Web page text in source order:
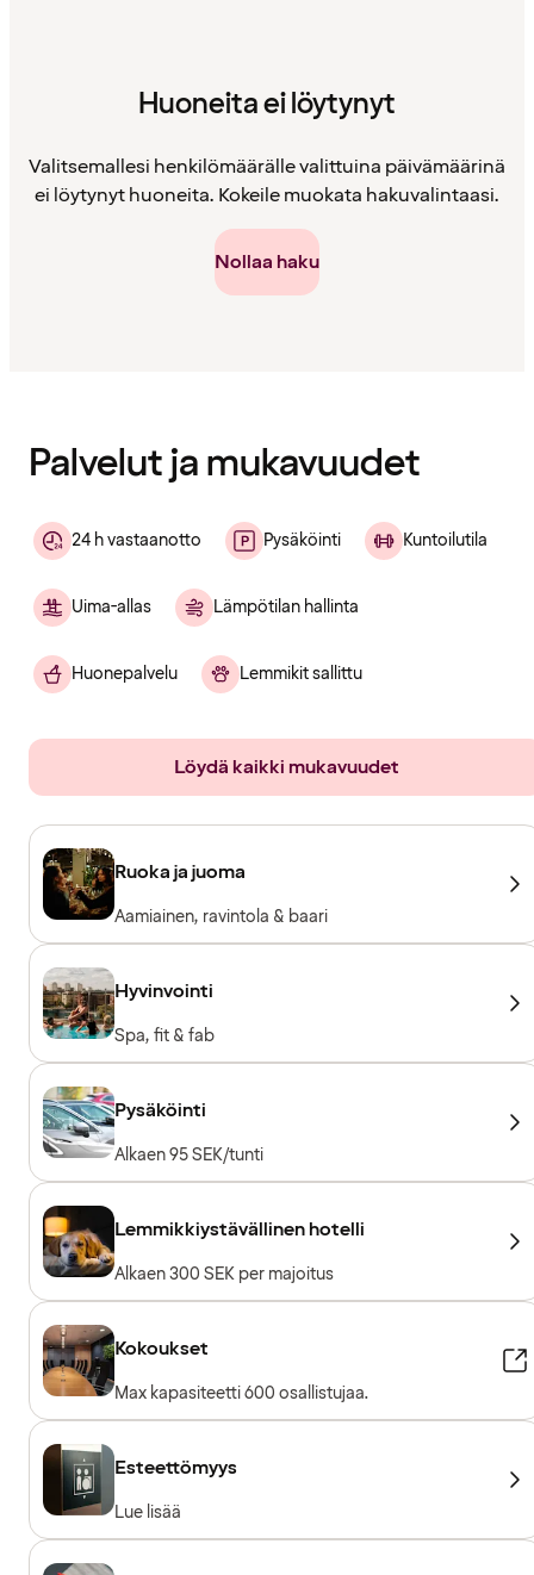
Huoneita ei löytynyt
Valitsemallesi henkilömäärälle valittuina päivämäärinä
ei löytynyt huoneita. Kokeile muokata hakuvalintaasi.
Nollaa haku
Palvelut ja mukavuudet
24 h vastaanotto Pysäköinti Kuntoilutila
Uima-allas Lämpötilan hallinta
Huonepalvelu Lemmikit sallittu
Löydä kaikki mukavuudet
Ruoka ja juoma
Aamiainen, ravintola & baari
Hyvinvointi
Spa, fit & fab
Pysäköinti
Alkaen 95 SEK/tunti
Lemmikkiystävällinen hotelli
Alkaen 300 SEK per majoitus
Kokoukset
Max kapasiteetti 600 osallistujaa.
Esteettömyys
Lue lisää